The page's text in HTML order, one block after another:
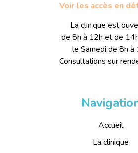
Voir les accès en
La clinique est
de 8h à 12h et de
le Samedi de 8h à
Consultations sur
Accueil
La clinique